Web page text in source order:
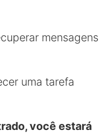
mensagens
uma tarefa
você estará